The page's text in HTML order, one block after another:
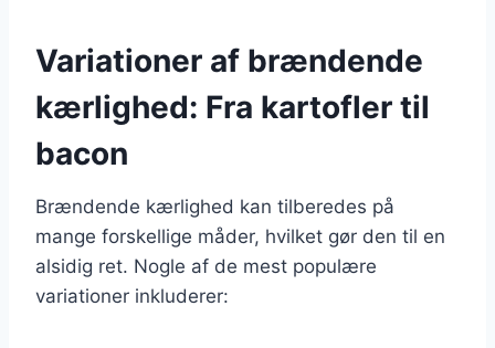
Variationer af brændende
kærlighed: Fra kartofler til
bacon
Brændende kærlighed kan tilberedes på
mange forskellige måder, hvilket gør den til en
alsidig ret. Nogle af de mest populære
variationer inkluderer: